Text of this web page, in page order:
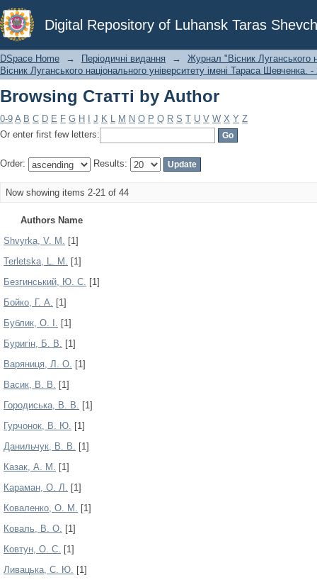
Digital Repository of Luhansk Taras
Browsing Статті by Author
DSpace Home → Періодичні видання →
Журнал "Вісник Луганського
Вісник Луганського національного університету імені Тараса
Browsing Статті by Author
0-9 A B C D E F G H J K L M N O P Q R S T U V W X Y Z
Or enter first few letters:
Order: Results:
Now showing items 2-21 of 44
Authors Name
Shvyrka, V. M. [1]
Terletska, L. M. [1]
Безгинський, Ю. С. [1]
Бойко, Г. А. [1]
Бублик, О. І. [1]
Буригін, Б. В. [1]
Варяниця, Л. О. [1]
Васик, В. В. [1]
Городиська, В. В. [1]
Гурчонок, В. Ю. [1]
Данильчук, В. В. [1]
Казак, А. М. [1]
Караман, О. Л. [1]
Коваленко, О. М. [1]
Коваль, В. О. [1]
Ковтун, О. С. [1]
Ливацька, С. Ю. [1]